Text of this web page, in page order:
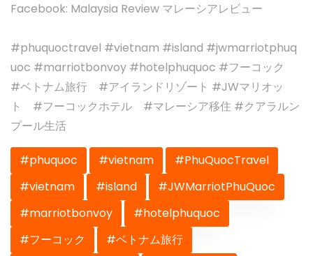
Facebook: Malaysia Review マレーシアレビュー
#phuquoctravel #vietnam #island #jwmarriotphuq
uoc #marriotbonvoy #hotelphuquoc #フーコック
#ベトナム旅行 #アイランドリゾート #JWマリオッ
ト #フーコックホテル #マレーシア移住 #クアラルン
プール生活
#phuquoc #vietnam
#PhuQuocTravel
#vietnam
#island
#JWMarriotPhuQuoc
#marriotbonvoy
#hotelphuquoc
#フーコック
#ベトナム旅行